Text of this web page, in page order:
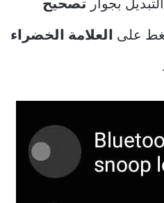
بجوار تصحيح
على العلامة الخضراء